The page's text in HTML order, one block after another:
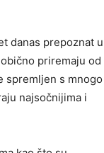
danas prepoznat u
priremaju od
spremljen s mnogo
najsočnijima i